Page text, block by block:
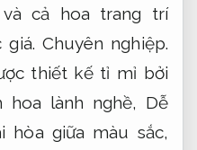
cả hoa trang trí
giá. Chuyên nghiệp.
thiết kế tỉ mỉ bởi
hoa lành nghề, Dễ
hòa giữa màu sắc,